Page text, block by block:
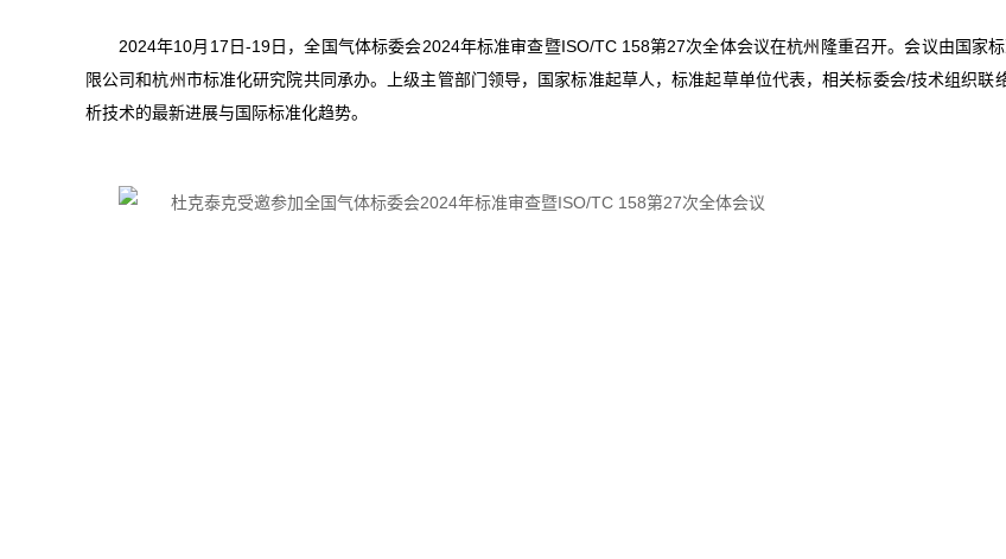
2024年10月17日-19日，全国气体标委会2024年标准审查暨ISO/TC 158第27次全体会议在杭州隆重召开。会议由国家
限公司和杭州市标准化研究院共同承办。上级主管部门领导，国家标准起草人，标准起草单位代表，相关标委会/技术组织
析技术的最新进展与国际标准化趋势。